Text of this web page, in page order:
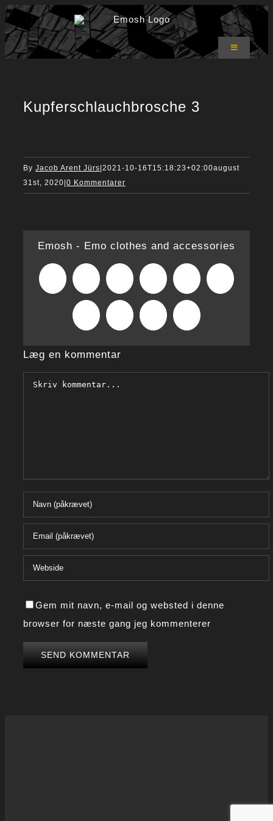
Skip
to
content
Toggle
Navigation
Bukser
Kurv
0
Kupferschlauchbrosche 3
By Jacob Arent Jürs 2021-10-16T15:18:23+02:00august
31st, 2020 0 Kommentarer
Emosh - Emo clothes and accessories
Facebook Reddit LinkedIn WhatsAppTumblr
Pinterest Xing
mail
Læg en kommentar
Comment
Gem mit navn, e-mail og websted i denne
browser for næste gang jeg kommenterer